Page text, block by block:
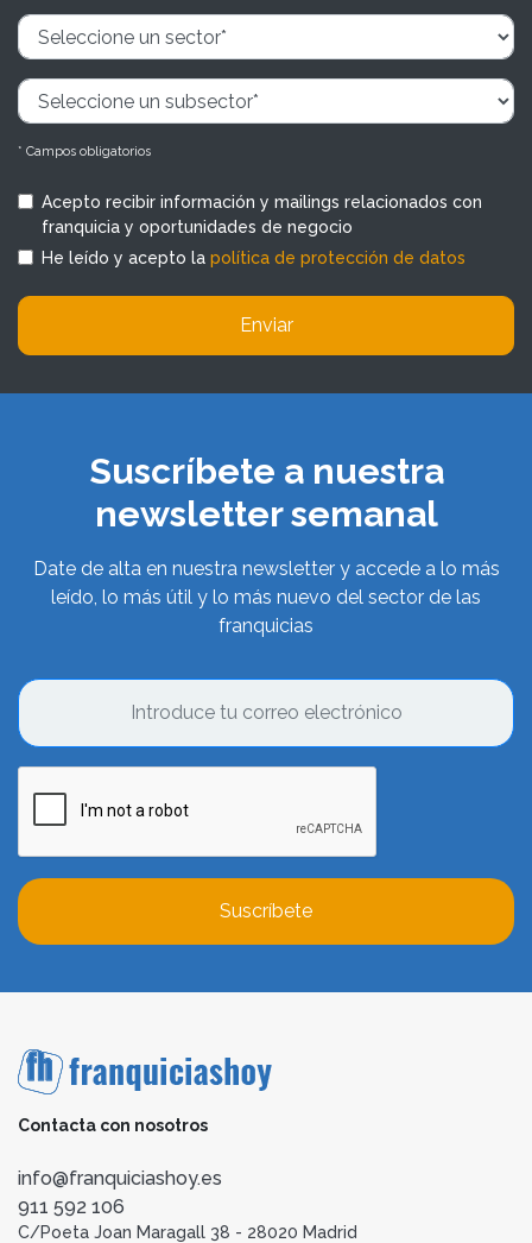
* Campos obligatorios
Acepto recibir información y mailings relacionados con
franquicia y oportunidades de negocio
He leído y acepto la política de protección de datos
Enviar
Suscríbete a nuestra
newsletter semanal
Date de alta en nuestra newsletter y accede a lo más
leído, lo más útil y lo más nuevo del sector de las
franquicias
Suscríbete
Contacta con nosotros
info@franquiciashoy.es
911 592 106
C/Poeta Joan Maragall 38 - 28020 Madrid